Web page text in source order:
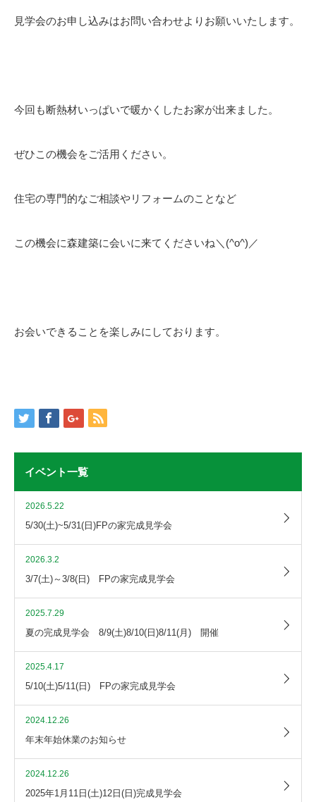
見学会のお申し込みはお問い合わせよりお願いいたします。
今回も断熱材いっぱいで暖かくしたお家が出来ました。
ぜひこの機会をご活用ください。
住宅の専門的なご相談やリフォームのことなど
この機会に森建築に会いに来てくださいね＼(^o^)／
お会いできることを楽しみにしております。
イベント一覧
2026.5.22
5/30(土)~5/31(日)FPの家完成見学会
2026.3.2
3/7(土)～3/8(日) FPの家完成見学会
2025.7.29
夏の完成見学会 8/9(土)8/10(日)8/11(月) 開催
2025.4.17
5/10(土)5/11(日) FPの家完成見学会
2024.12.26
年末年始休業のお知らせ
2024.12.26
2025年1月11日(土)12日(日)完成見学会